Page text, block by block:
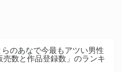
らのあなで今最もアツい男性
数と作品登録数」のランキ